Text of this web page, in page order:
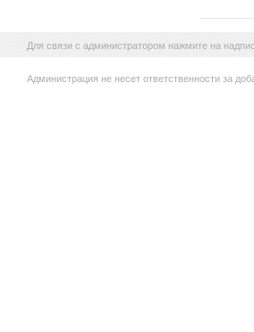
Для связи с администратором нажмите на
Администрация не несет ответственности за